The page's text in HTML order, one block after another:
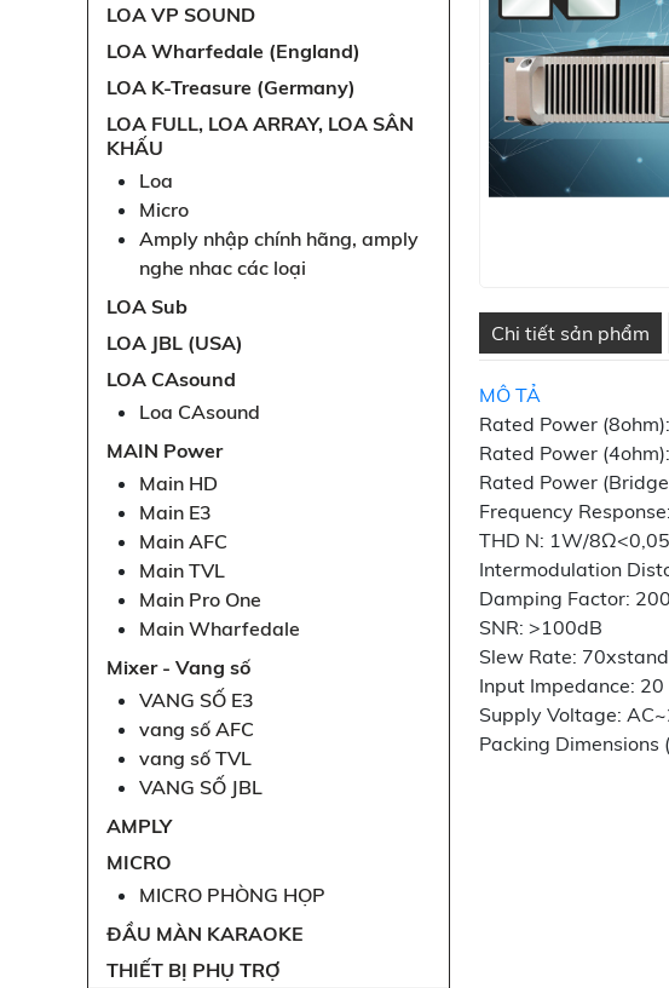
LOA VP SOUND
LOA Wharfedale (England)
LOA K-Treasure (Germany)
LOA FULL, LOA ARRAY, LOA SÂN
KHẤU
Loa
Micro
Amply nhập chính hãng, amply
nghe nhac các loại
LOA Sub
LOA JBL (USA)
LOA CAsound
Loa CAsound
MAIN Power
Main HD
Main E3
Main AFC
Main TVL
Main Pro One
Main Wharfedale
Mixer - Vang số
VANG SỐ E3
vang số AFC
vang số TVL
VANG SỐ JBL
AMPLY
MICRO
MICRO PHÒNG HỌP
ĐẦU MÀN KARAOKE
THIẾT BỊ PHỤ TRỢ
Chi tiết sản phẩm
MÔ TẢ
Rated Power
Rated Power
Rated Power
Frequency
THD N: 1W/8Ω<0,05
Intermodulation
Damping Factor:
SNR: >100dB
Slew Rate:
Input Impedance:
Supply Voltage:
Packing